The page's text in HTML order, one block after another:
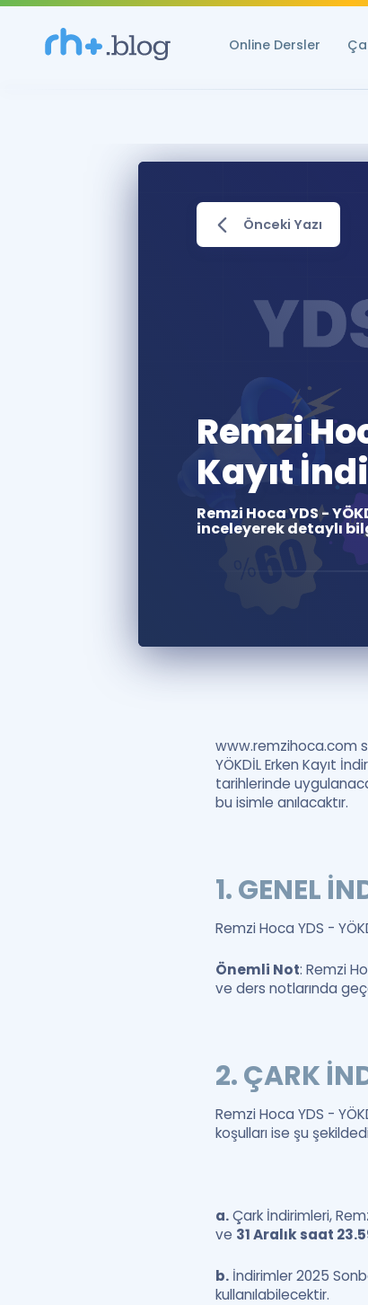
Online Dersler
Önceki Yazı
Remzi
Kayıt
Remzi Hoca YDS -
inceleyerek detaylı
www.remzihoca.com
YÖKDİL Erken Kayıt
tarihlerinde
bu isimle anılacaktır.
1. GENEL
Remzi Hoca YDS -
Önemli Not: Remzi
ve ders notlarında
2. ÇARK
Remzi Hoca YDS -
koşulları ise şu
a.Çark İndirimleri,
ve 31 Aralık saat
b. İndirimler 2025
kullanılabilecektir.